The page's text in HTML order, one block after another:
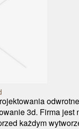
3d. Firma jest
każdym